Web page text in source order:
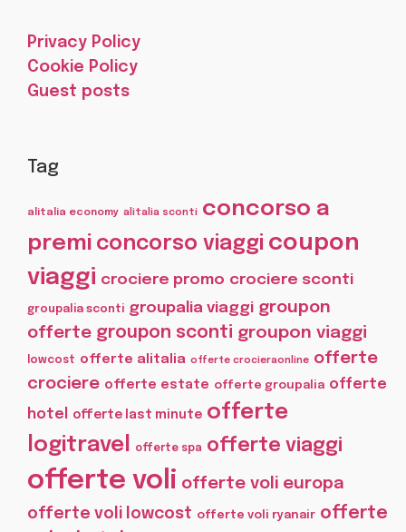
Privacy Policy
Cookie Policy
Guest posts
Tag
alitalia economy alitalia sconti concorso a
premi concorso viaggi coupon
viaggi crociere promo crociere sconti
groupalia sconti groupalia viaggi groupon
offerte groupon sconti groupon viaggi
lowcost offerte alitalia offerte crocieraonline offerte
crociere offerte estate offerte groupalia offerte
hotel
offerte last minute offerte
logitravel offerte spa offerte viaggi
offerte voli offerte voli europa
offerte voli lowcost offerte voli ryanair offerte